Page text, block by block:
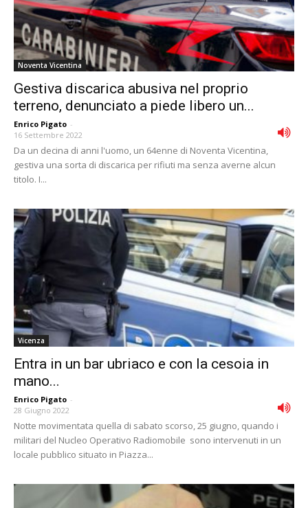
Noventa Vicentina
Gestiva discarica abusiva nel proprio
terreno, denunciato a piede libero un...
Enrico Pigato -
16 Settembre 2022
Da un decina di anni l'uomo, un 64enne di Noventa Vicentina,
gestiva una sorta di discarica per rifiuti ma senza averne alcun
titolo. I...
Vicenza
Entra in un bar ubriaco e con la cesoia in
mano...
Enrico Pigato -
28 Giugno 2022
Notte movimentata quella di sabato scorso, 25 giugno, quando i
militari del Nucleo Operativo Radiomobile sono intervenuti in un
locale pubblico situato in Piazza...